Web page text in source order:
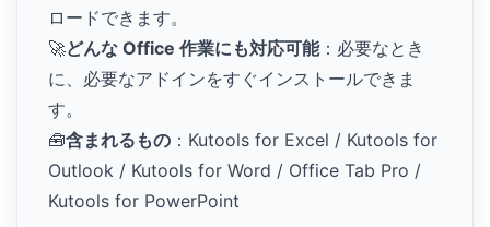
ロードできます。
🚀どんな Office 作業にも対応可能：必要なとき
に、必要なアドインをすぐインストールできま
す。
🧰含まれるもの ：Kutools for Excel / Kutools for
Outlook / Kutools for Word / Office Tab Pro /
Kutools for PowerPoint